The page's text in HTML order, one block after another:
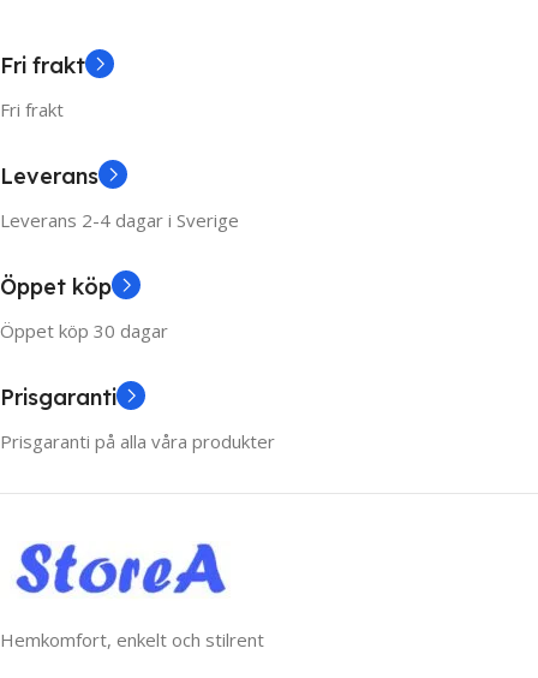
Fri frakt
Fri frakt
Leverans
Leverans 2-4 dagar i Sverige
Öppet köp
Öppet köp 30 dagar
Prisgaranti
Prisgaranti på alla våra produkter
Hemkomfort, enkelt och stilrent